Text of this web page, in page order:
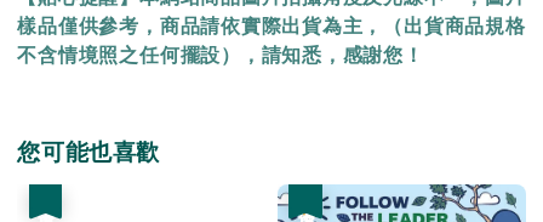
樣品僅供參考，商品請依實際出貨為主，（出貨商品規格
不含情境照之任何擺設），請知悉，感謝您！
您可能也喜歡